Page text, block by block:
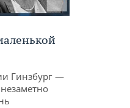
Гинзбург —